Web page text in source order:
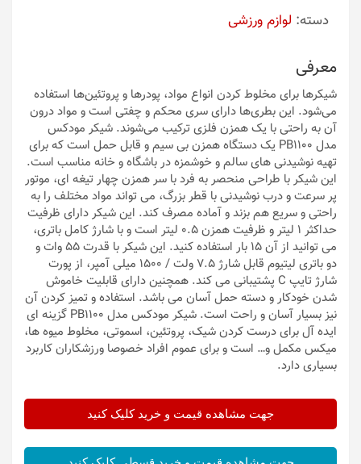
دسته: لوازم ورزشی
معرفی
شیکرها برای مخلوط کردن انواع مواد، پودرها و پروتئین‌ها استفاده
می‌شود. این بطر‌ی‌ها دارای سری محکم و چفتی است و مواد درون
آن به راحتی با یک همزن فلزی ترکیب می‌شوند. شیکر مودکس
مدل PB1100 یک دستگاه همزن بی سیم و قابل حمل است که برای
تهیه نوشیدنی های سالم و خوشمزه در باشگاه و خانه مناسب است.
این شیکر با طراحی منحصر به فرد با سر همزن چهار تیغه ای، موتور
پر سرعت و درب نوشیدنی با قطر بزرگ، می تواند مواد مختلف را به
راحتی و سریع هم بزند و آماده مصرف کند. این شیکر دارای ظرفیت
حداکثر 1 لیتر و ظرفیت همزن 0.5 لیتر است و با شارژ کامل باتری،
می توانید از آن 15 بار استفاده کنید. این شیکر با قدرت 55 وات و
دو باتری لیتیوم قابل شارژ 7.5 ولت / 1500 میلی آمپر، از پورت
شارژ تایپ C پشتیبانی می کند. همچنین دارای قابلیت خاموش
شدن خودکار و دسته حمل آسان می باشد. استفاده و تمیز کردن آن
نیز بسیار آسان و راحت است. شیکر مودکس مدل PB1100 گزینه ای
ایده آل برای درست کردن شیک، پروتئین، اسموتی، مخلوط میوه ها،
میکس مکمل و… است و برای عموم افراد خصوصا ورزشکاران کاربرد
بسیاری دارد.
جهت مشاهده قیمت و خرید کلیک کنید